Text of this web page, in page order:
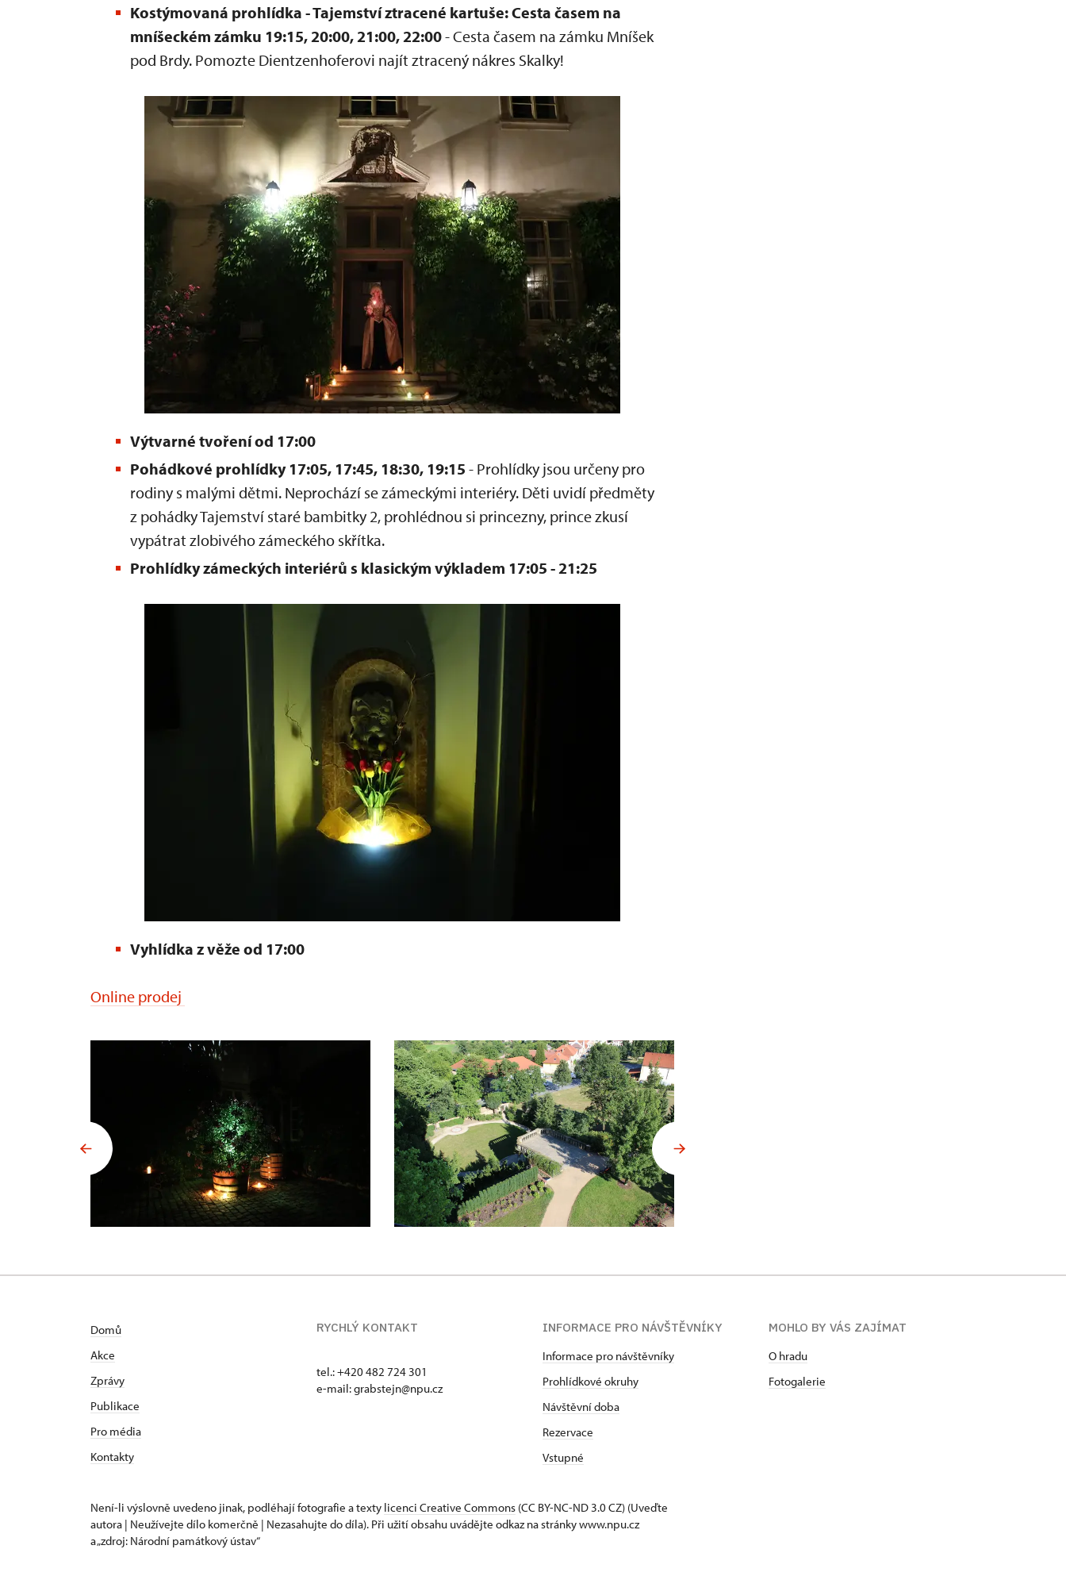
Kostýmovaná prohlídka - Tajemství ztracené kartuše: Cesta časem na
mníšeckém zámku 19:15, 20:00, 21:00, 22:00- Cesta časem na zámku Mníšek
pod Brdy. Pomozte Dientzenhoferovi najít ztracený nákres Skalky!
Výtvarné tvoření od 17:00
Pohádkové prohlídky 17:05, 17:45, 18:30, 19:15 - Prohlídky jsou určeny pro
rodiny s malými dětmi. Neprochází se zámeckými interiéry. Děti uvidí předměty
z pohádky Tajemství staré bambitky 2, prohlédnou si princezny, prince zkusí
vypátrat zlobivého zámeckého skřítka.
Prohlídky zámeckých interiérů s klasickým výkladem 17:05 - 21:25
Vyhlídka z věže od 17:00
Online prodej
Domů
Akce
Zprávy
Publikace
Pro média
Kontakty
RYCHLÝ KONTAKT
tel.: +420 482 724 301
e-mail: grabstejn@npu.cz
INFORMACE PRO NÁVŠTĚVNÍKY
Informace pro návštěvníky
Prohlídkové okruhy
Návštěvní doba
Rezervace
Vstupné
MOHLO BY VÁS ZAJÍMAT
O hradu
Fotogalerie
Není-li výslovně uvedeno jinak, podléhají fotografie a texty licenci Creative Commons (CC BY-NC-ND 3.0 CZ) (Uveďte
autora | Neužívejte dílo komerčně | Nezasahujte do díla). Při užití obsahu uvádějte odkaz na stránky www.npu.cz
a „zdroj: Národní památkový ústav“